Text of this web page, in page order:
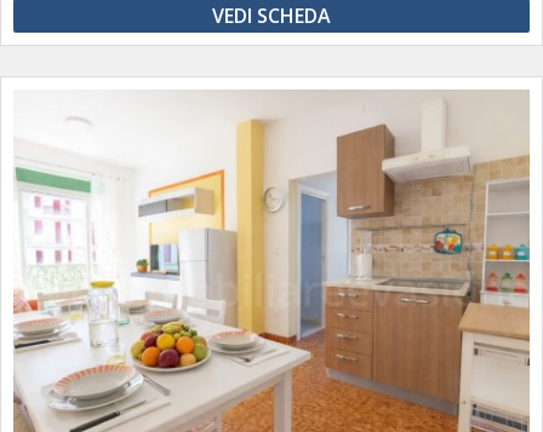
VEDI SCHEDA